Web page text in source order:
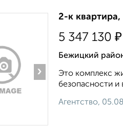
›
2-к
5 347 130 ₽
Бежицкий
Это комплекс
безопасности и
Агентство,